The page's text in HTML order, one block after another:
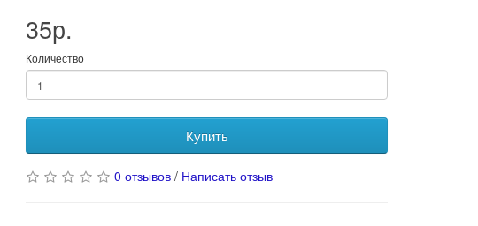
35р.
Количество
Купить
0 отзывов / Написать отзыв